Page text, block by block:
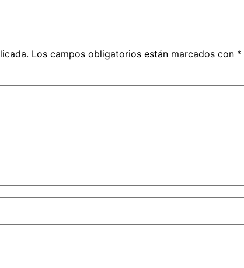
Los campos obligatorios están marcados con *